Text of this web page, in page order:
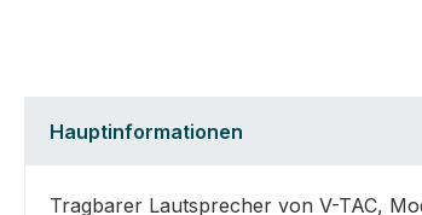
Hauptinformationen
Tragbarer Lautsprecher von V-TAC,